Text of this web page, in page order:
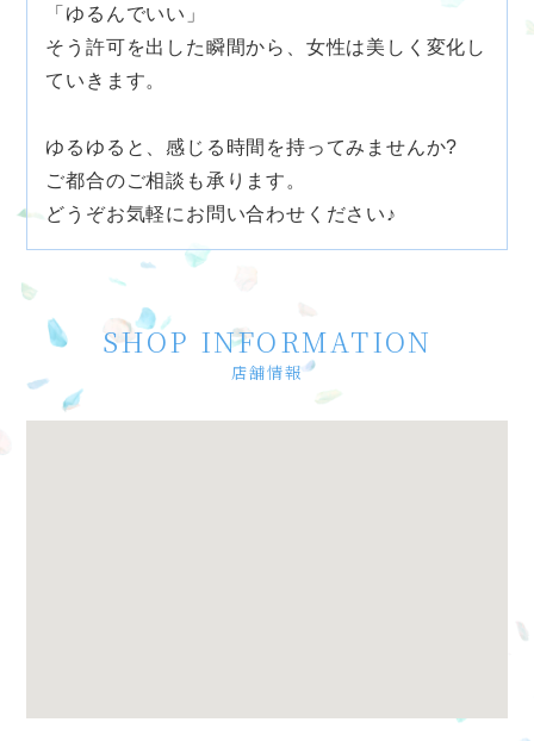
「ゆるんでいい」
そう許可を出した瞬間から、女性は美しく変化し
ていきます。
ゆるゆると、感じる時間を持ってみませんか?
ご都合のご相談も承ります。
どうぞお気軽にお問い合わせください♪
SHOP INFORMATION
店舗情報